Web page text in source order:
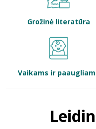
Bibliotekoms
Grožinė literatūra
Vaikams ir